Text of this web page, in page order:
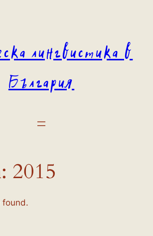
лингвистика в
България
2015
found.